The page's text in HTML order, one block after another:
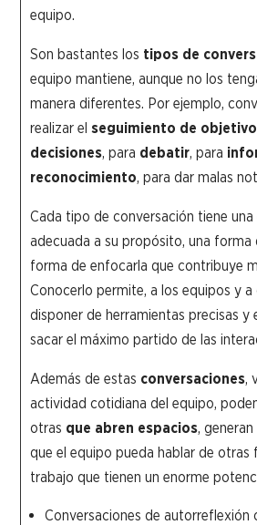
equipo.
Son bastantes los tipos de
equipo mantiene, aunque no los
manera diferentes. Por ejemplo,
realizar elseguimiento de
decisiones, para debatir, para
reconocimiento, para dar malas
Cada tipo de conversación tiene
adecuada a su propósito, una forma
forma de enfocarla que contribuye
Conocerlo permite, a los equipos y a
disponer de herramientas precisas y
sacar el máximo partido de las
Además de estas conversaciones,
actividad cotidiana del equipo,
otras que abren espacios,
que el equipo pueda hablar de otras
trabajo que tienen un enorme
Conversaciones de